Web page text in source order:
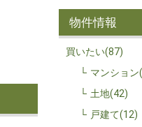
物件情報
買いたい(87)
マンション
土地(42)
戸建て(12)